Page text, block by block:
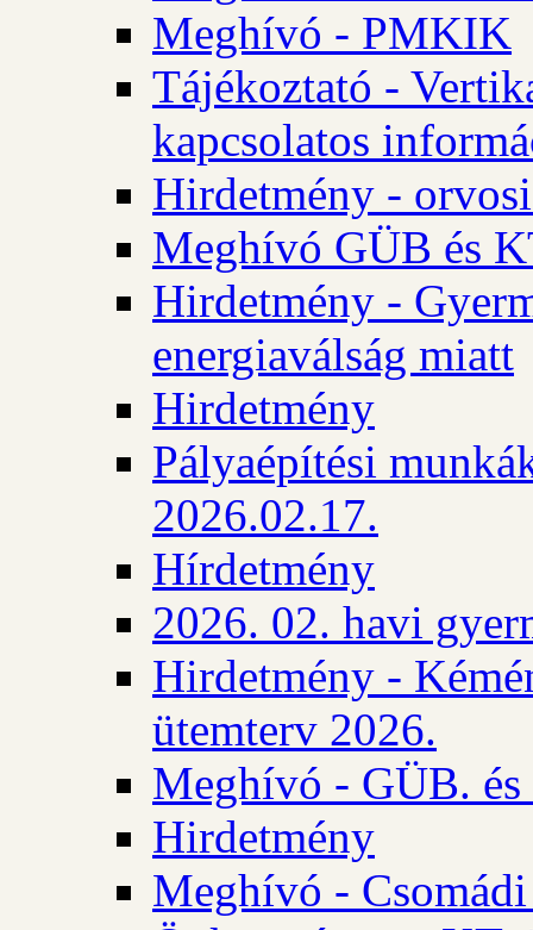
Meghívó - PMKIK
Tájékoztató -
kapcsolatos
Hirdetmény -
Meghívó GÜB és
Hirdetmény -
energiaválság miatt
Hirdetmény
Pályaépítési
2026.02.17.
Hírdetmény
2026. 02. havi
Hirdetmény -
ütemterv 2026.
Meghívó - GÜB.
Hirdetmény
Meghívó -